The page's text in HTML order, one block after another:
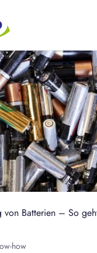
von Batterien – So
how